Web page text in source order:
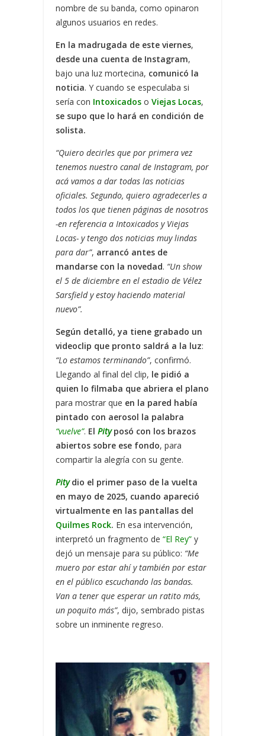
nombre de su banda, como opinaron
algunos usuarios en redes.
En la madrugada de este viernes,
desde una cuenta de Instagram,
bajo una luz mortecina, comunicó la
noticia. Y cuando se especulaba si
sería con Intoxicados o Viejas Locas,
se supo que lo hará en condición de
solista.
“Quiero decirles que por primera vez
tenemos nuestro canal de Instagram, por
acá vamos a dar todas las noticias
oficiales. Segundo, quiero agradecerles a
todos los que tienen páginas de nosotros
-en referencia a Intoxicados y Viejas
Locas- y tengo dos noticias muy lindas
para dar”, arrancó antes de
mandarse con la novedad. “Un show
el 5 de diciembre en el estadio de Vélez
Sarsfield y estoy haciendo material
nuevo”.
Según detalló, ya tiene grabado un
videoclip que pronto saldrá a la luz:
“Lo estamos terminando”, confirmó.
Llegando al final del clip, le pidió a
quien lo filmaba que abriera el plano
para mostrar que en la pared había
pintado con aerosol la palabra
“vuelve”. El Pity posó con los brazos
abiertos sobre ese fondo, para
compartir la alegría con su gente.
Pity dio el primer paso de la vuelta
en mayo de 2025, cuando apareció
virtualmente en las pantallas del
Quilmes Rock. En esa intervención,
interpretó un fragmento de “El Rey” y
dejó un mensaje para su público: “Me
muero por estar ahí y también por estar
en el público escuchando las bandas.
Van a tener que esperar un ratito más,
un poquito más”, dijo, sembrado pistas
sobre un inminente regreso.